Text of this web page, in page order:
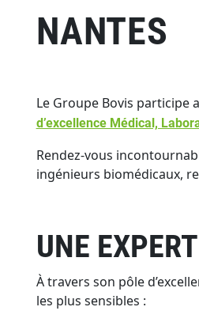
NANTES
Le Groupe Bovis participe
d’excellence Médical,
Rendez-vous
ingénieurs biomédicaux,
UNE
À travers son pôle
les plus sensibles :